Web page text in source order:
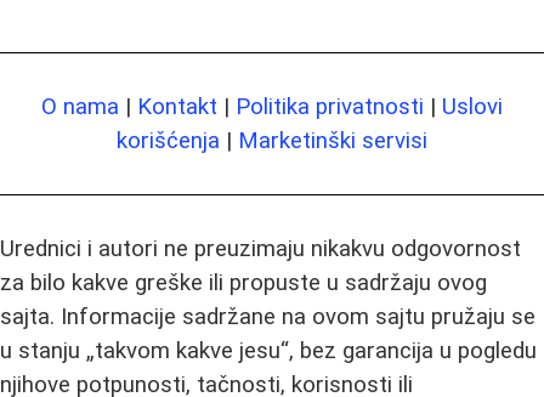
O nama | Kontakt | Politika privatnosti | Uslovi
korišćenja | Marketinški servisi
Urednici i autori ne preuzimaju nikakvu odgovornost
za bilo kakve greške ili propuste u sadržaju ovog
sajta. Informacije sadržane na ovom sajtu pružaju se
u stanju „takvom kakve jesu“, bez garancija u pogledu
njihove potpunosti, tačnosti, korisnosti ili